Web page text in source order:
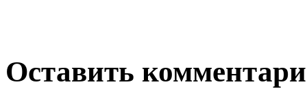
Оставить